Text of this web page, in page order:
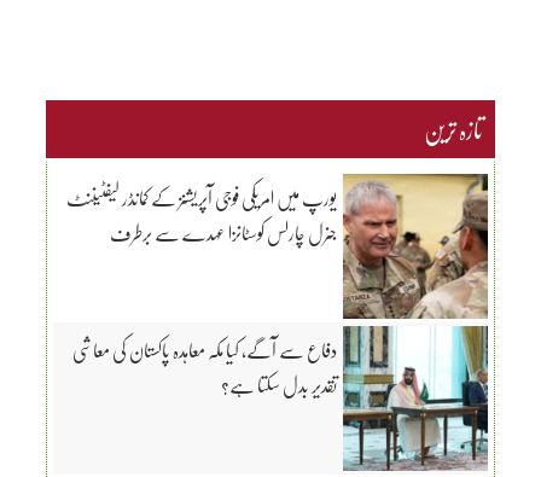
تازہ ترین
یورپ میں امریکی فوجی آپریشنز کے کمانڈر لیفٹیننٹ
جنرل چارلس کوسٹانزا عہدے سے برطرف
دفاع سے آگے، کیا مکہ معاہدہ پاکستان کی معاشی
تقدیر بدل سکتا ہے؟